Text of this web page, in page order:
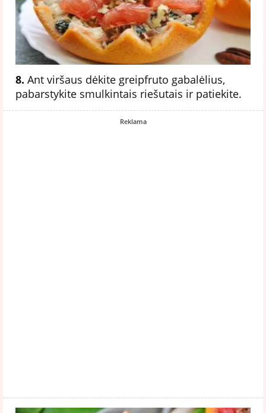
8. Ant viršaus dėkite greipfruto gabalėlius,
pabarstykite smulkintais riešutais ir patiekite.
Reklama